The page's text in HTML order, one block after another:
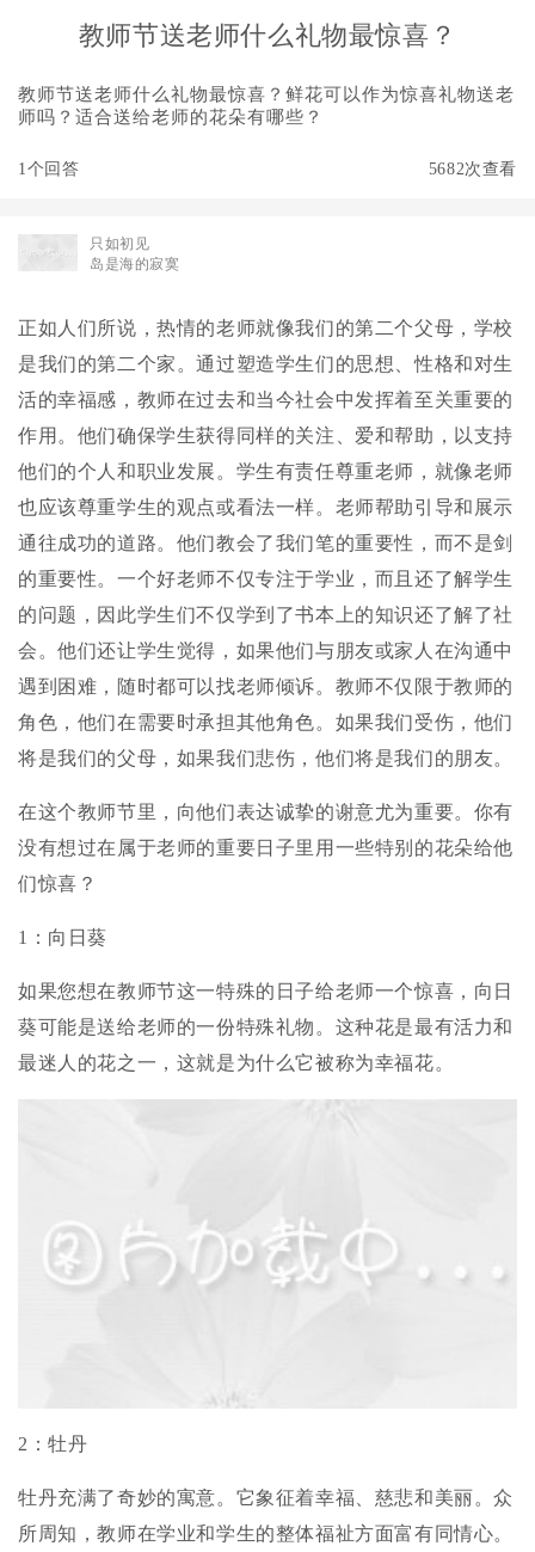
教师节送老师什么礼物最惊喜？
教师节送老师什么礼物最惊喜？鲜花可以作为惊喜礼物送老
师吗？适合送给老师的花朵有哪些？
1个回答 5682次查看
只如初见
岛是海的寂寞
正如人们所说，热情的老师就像我们的第二个父母，学校
是我们的第二个家。通过塑造学生们的思想、性格和对生
活的幸福感，教师在过去和当今社会中发挥着至关重要的
作用。他们确保学生获得同样的关注、爱和帮助，以支持
他们的个人和职业发展。学生有责任尊重老师，就像老师
也应该尊重学生的观点或看法一样。老师帮助引导和展示
通往成功的道路。他们教会了我们笔的重要性，而不是剑
的重要性。一个好老师不仅专注于学业，而且还了解学生
的问题，因此学生们不仅学到了书本上的知识还了解了社
会。他们还让学生觉得，如果他们与朋友或家人在沟通中
遇到困难，随时都可以找老师倾诉。教师不仅限于教师的
角色，他们在需要时承担其他角色。如果我们受伤，他们
将是我们的父母，如果我们悲伤，他们将是我们的朋友。
在这个教师节里，向他们表达诚挚的谢意尤为重要。你有
没有想过在属于老师的重要日子里用一些特别的花朵给他
们惊喜？
1：向日葵
如果您想在教师节这一特殊的日子给老师一个惊喜，向日
葵可能是送给老师的一份特殊礼物。这种花是最有活力和
最迷人的花之一，这就是为什么它被称为幸福花。
2：牡丹
牡丹充满了奇妙的寓意。它象征着幸福、慈悲和美丽。众
所周知，教师在学业和学生的整体福祉方面富有同情心。